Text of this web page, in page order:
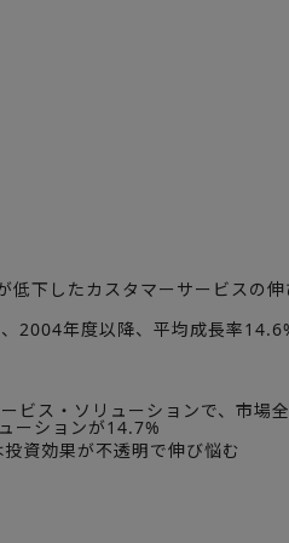
下したカスタマーサービスの伸
2004年度以降、平均成長率
ビス・ソリューションで、市場
ーションが14.7%
資効果が不透明で伸び悩む